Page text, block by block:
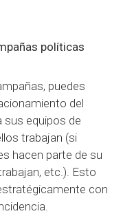
políticas
puedes
del
sus equipos de
trabajan (si
hacen parte de su
etc.). Esto
con